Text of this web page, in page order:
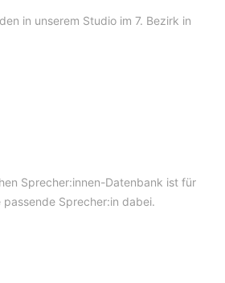
in unserem Studio im 7. Bezirk in
Sprecher:innen-Datenbank ist für
Sprecher:in dabei.